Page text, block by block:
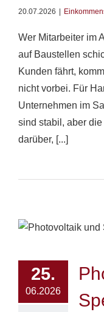
20.07.2026 |
Wer Mitarbeiter im
auf Baustellen
Kunden fährt,
nicht vorbei. Für
Unternehmen im
sind stabil, aber
darüber, [...]
25.
06.2026